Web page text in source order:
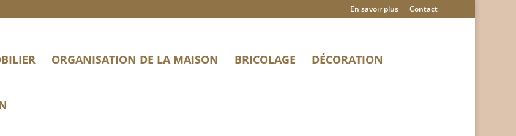
En savoir plus Contact
ORGANISATION DE LA MAISON BRICOLAGE DÉCORATION